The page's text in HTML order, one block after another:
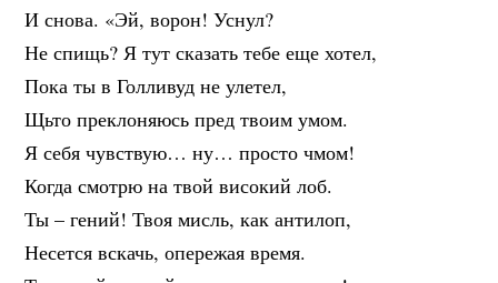
И снова. «Эй, ворон! Уснул?
Не спищь? Я тут сказать тебе еще хотел,
Пока ты в Голливуд не улетел,
Щьто преклоняюсь пред твоим умом.
Я себя чувствую… ну… просто чмом!
Когда смотрю на твой високий лоб.
Ты – гений! Твоя мисль, как антилоп,
Несется вскачь, опережая время.